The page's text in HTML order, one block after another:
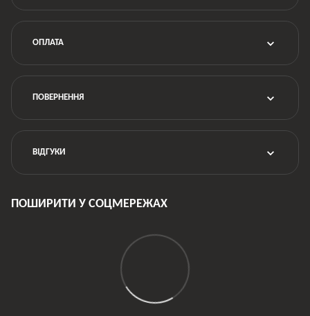
ОПЛАТА
ПОВЕРНЕННЯ
ВІДГУКИ
ПОШИРИТИ У СОЦМЕРЕЖАХ